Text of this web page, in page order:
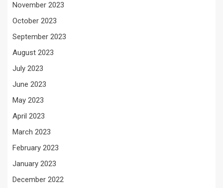
November 2023
October 2023
September 2023
August 2023
July 2023
June 2023
May 2023
April 2023
March 2023
February 2023
January 2023
December 2022